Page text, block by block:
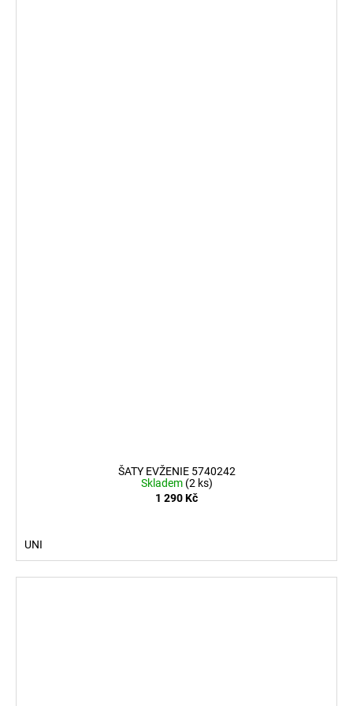
ŠATY EVŽENIE 5740242
Skladem (2 ks)
1 290 Kč
UNI